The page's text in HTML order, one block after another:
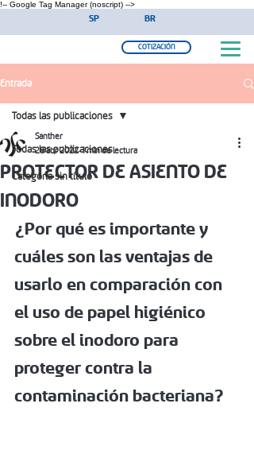
!-- Google Tag Manager (noscript) -->
SP BR
COTIZACIÓN
Entrada
Todas las publicaciones
Categoría sin título
Todas las publicaciones
PROTECTOR DE ASIENTO DE
INODORO
Santher
28 abr 2022 1 min de lectura
¿Por qué es importante y
cuáles son las ventajas de
usarlo en comparación con
el uso de papel higiénico
sobre el inodoro para
proteger contra la
contaminación bacteriana?